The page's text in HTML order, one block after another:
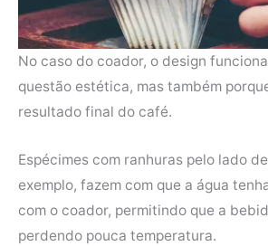
No caso do coador, o design
questão estética, mas também
resultado final do café.
Espécimes com ranhuras pelo lado
exemplo, fazem com que a água
com o coador, permitindo que a
perdendo pouca temperatura.